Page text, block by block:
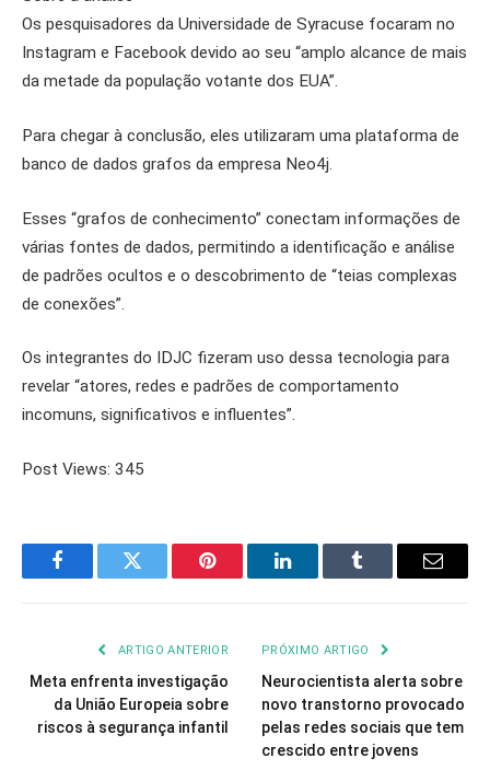
Os pesquisadores da Universidade de Syracuse focaram no
Instagram e Facebook devido ao seu “amplo alcance de mais
da metade da população votante dos EUA”.
Para chegar à conclusão, eles utilizaram uma plataforma de
banco de dados grafos da empresa Neo4j.
Esses “grafos de conhecimento” conectam informações de
várias fontes de dados, permitindo a identificação e análise
de padrões ocultos e o descobrimento de “teias complexas
de conexões”.
Os integrantes do IDJC fizeram uso dessa tecnologia para
revelar “atores, redes e padrões de comportamento
incomuns, significativos e influentes”.
Post Views: 345
FacebookTwitter Pinterest LinkedInTumblr Email
ARTIGO ANTERIOR
Meta enfrenta investigação
da União Europeia sobre
riscos à segurança infantil
PRÓXIMO ARTIGO
Neurocientista alerta sobre
novo transtorno provocado
pelas redes sociais que tem
crescido entre jovens